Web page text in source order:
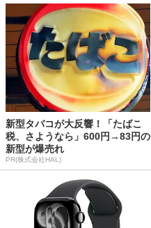
新型タバコが大反響！「たばこ
税、さようなら」600円→83円の
新型が爆売れ
PR(株式会社HAL)